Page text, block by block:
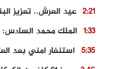
2:21
1:33
5:35